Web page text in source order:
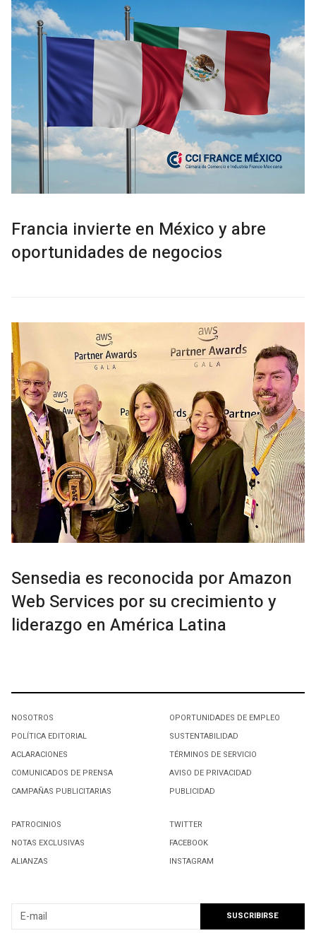
Francia invierte en México y abre
oportunidades de negocios
Sensedia es reconocida por Amazon
Web Services por su crecimiento y
liderazgo en América Latina
NOSOTROS
POLÍTICA EDITORIAL
ACLARACIONES
COMUNICADOS DE PRENSA
CAMPAÑAS PUBLICITARIAS
OPORTUNIDADES DE EMPLEO
SUSTENTABILIDAD
TÉRMINOS DE SERVICIO
AVISO DE PRIVACIDAD
PUBLICIDAD
PATROCINIOS
NOTAS EXCLUSIVAS
ALIANZAS
TWITTER
FACEBOOK
INSTAGRAM